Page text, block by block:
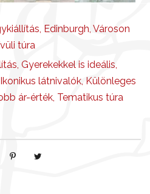
, Edinburgh, Városon
túra
, Gyerekekkel is ideális,
Ikonikus látnivalók, Különleges
ár-érték, Tematikus túra